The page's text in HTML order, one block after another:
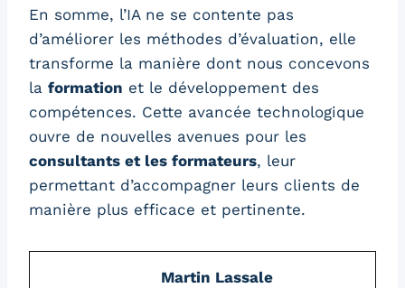
En somme, l’IA ne se contente pas
d’améliorer les méthodes d’évaluation, elle
transforme la manière dont nous concevons
la formation et le développement des
compétences. Cette avancée technologique
ouvre de nouvelles avenues pour les
consultants et les formateurs, leur
permettant d’accompagner leurs clients de
manière plus efficace et pertinente.
Martin Lassale